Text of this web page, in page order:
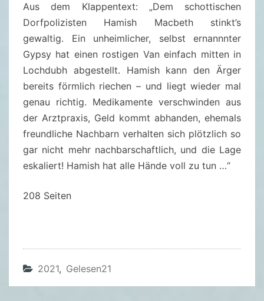
H
A
M
I
S
M
A
C
B
E
E
H
Aus dem Klappentext: „Dem schottischen
Dorfpolizisten Hamish Macbeth stinkt’s
gewaltig. Ein unheimlicher, selbst ernannnter
Gypsy hat einen rostigen Van einfach mitten in
Lochdubh abgestellt. Hamish kann den Ärger
bereits förmlich riechen – und liegt wieder mal
genau richtig. Medikamente verschwinden aus
der Arztpraxis, Geld kommt abhanden, ehemals
freundliche Nachbarn verhalten sich plötzlich so
gar nicht mehr nachbarschaftlich, und die Lage
eskaliert! Hamish hat alle Hände voll zu tun …“
208 Seiten
2021, Gelesen21